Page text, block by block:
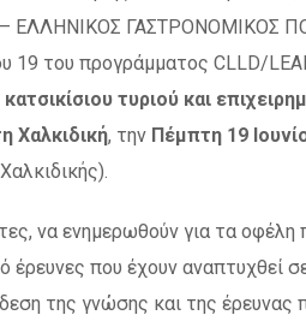
– ΕΛΛΗΝΙΚΟΣ ΓΑΣΤΡΟΝΟΜΙΚΟΣ
19 του προγράμματος CLLD/
τυριού και
Χαλκιδική, την Πέμπτη 19
να ενημερωθούν για τα
που έχουν αναπτυχθεί
της γνώσης και της